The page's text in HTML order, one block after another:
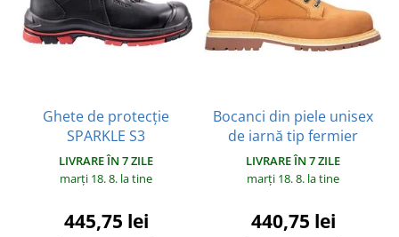
Ghete de protecție
SPARKLE S3
LIVRARE ÎN 7 ZILE
marți 18. 8. la tine
445,75 lei
Bocanci din piele unisex
de iarnă tip fermier
LIVRARE ÎN 7 ZILE
marți 18. 8. la tine
440,75 lei